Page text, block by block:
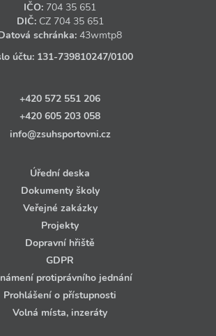
IČO: 704 35 651
DIČ: CZ 704 35 651
schránka: 43wmtp8
účtu: 131‑739810247/0100
+420 572 551 206
+420 605 203 058
info@zsuhsportovni.cz
Úřední deska
Dokumenty školy
Veřejné zakázky
Projekty
Dopravní hřiště
GDPR
protiprávního jednání
Prohlášení o přístupnosti
Volná místa, inzeráty